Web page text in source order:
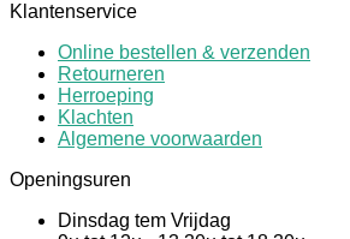
Klantenservice
Online bestellen & verzenden
Retourneren
Herroeping
Klachten
Algemene voorwaarden
Openingsuren
Dinsdag tem Vrijdag